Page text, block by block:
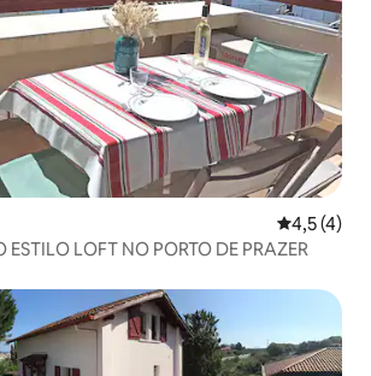
4,5 de
4,5 (4)
ESTILO LOFT NO PORTO DE PRAZER